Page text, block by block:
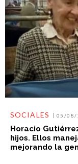
SOCIALES 05/08/
Horacio
hijos. Ellos
mejorando la